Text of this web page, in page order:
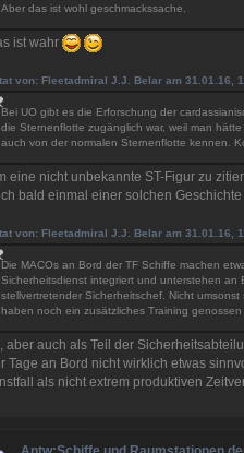
Aber das ist wohl geschmackssache.
ist wahr
von: Fleetadmiral J.J. Belar am 31.01.16,
Bei UO gibt es die Erforschung der
die Sternenflotte zugänglich war, weil man
auch von der normalen Sternenflotte kennen.
eine nicht unbekannte ST-Figur zu
bald einmal einer solchen
von: Fleetadmiral J.J. Belar am 31.01.16,
Die MACOs an Bord der TF Schiffe machen
Sicherheitsdienst integriert und unterstehen an
stellvertretender Sicherheitschef. Nicht
haben noch ein zusätzliches Training
aber auch als Teil der
Tage an Bord nicht wirklich etwas
als nicht extrem produktiven